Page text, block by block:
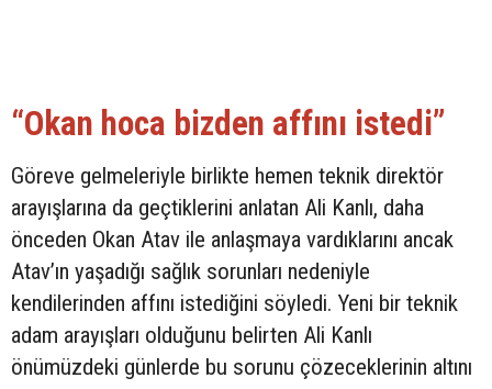
“Okan hoca bizden affını istedi”
Göreve gelmeleriyle birlikte hemen teknik direktör
arayışlarına da geçtiklerini anlatan Ali Kanlı, daha
önceden Okan Atav ile anlaşmaya vardıklarını ancak
Atav’ın yaşadığı sağlık sorunları nedeniyle
kendilerinden affını istediğini söyledi. Yeni bir teknik
adam arayışları olduğunu belirten Ali Kanlı
önümüzdeki günlerde bu sorunu çözeceklerinin altını